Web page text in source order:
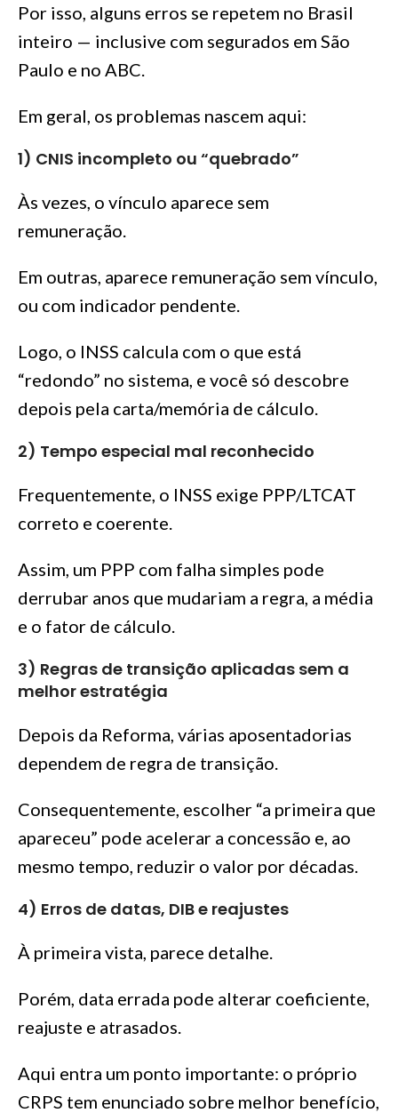
Por isso, alguns erros se repetem no Brasil
inteiro — inclusive com segurados em São
Paulo e no ABC.
Em geral, os problemas nascem aqui:
1) CNIS incompleto ou “quebrado”
Às vezes, o vínculo aparece sem
remuneração.
Em outras, aparece remuneração sem vínculo,
ou com indicador pendente.
Logo, o INSS calcula com o que está
“redondo” no sistema, e você só descobre
depois pela carta/memória de cálculo.
2) Tempo especial mal reconhecido
Frequentemente, o INSS exige PPP/LTCAT
correto e coerente.
Assim, um PPP com falha simples pode
derrubar anos que mudariam a regra, a média
e o fator de cálculo.
3) Regras de transição aplicadas sem a
melhor estratégia
Depois da Reforma, várias aposentadorias
dependem de regra de transição.
Consequentemente, escolher “a primeira que
apareceu” pode acelerar a concessão e, ao
mesmo tempo, reduzir o valor por décadas.
4) Erros de datas, DIB e reajustes
À primeira vista, parece detalhe.
Porém, data errada pode alterar coeficiente,
reajuste e atrasados.
Aqui entra um ponto importante: o próprio
CRPS tem enunciado sobre melhor benefício,